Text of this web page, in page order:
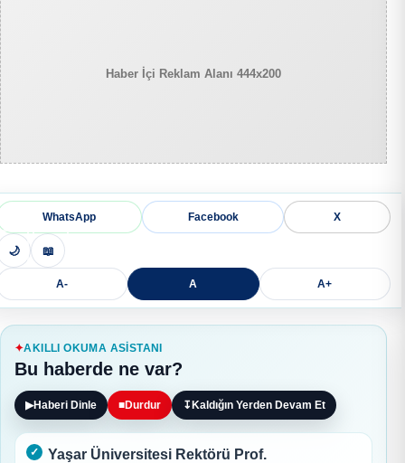
Haber İçi Reklam Alanı 444x200
WhatsApp Facebook X
🌙 📖
A- A A+
AKILLI OKUMA ASISTANI
Bu haberde ne var?
▶Haberi Dinle ■Durdur ↧ Kaldığın Yerden Devam Et
Yaşar Üniversitesi Rektörü Prof.